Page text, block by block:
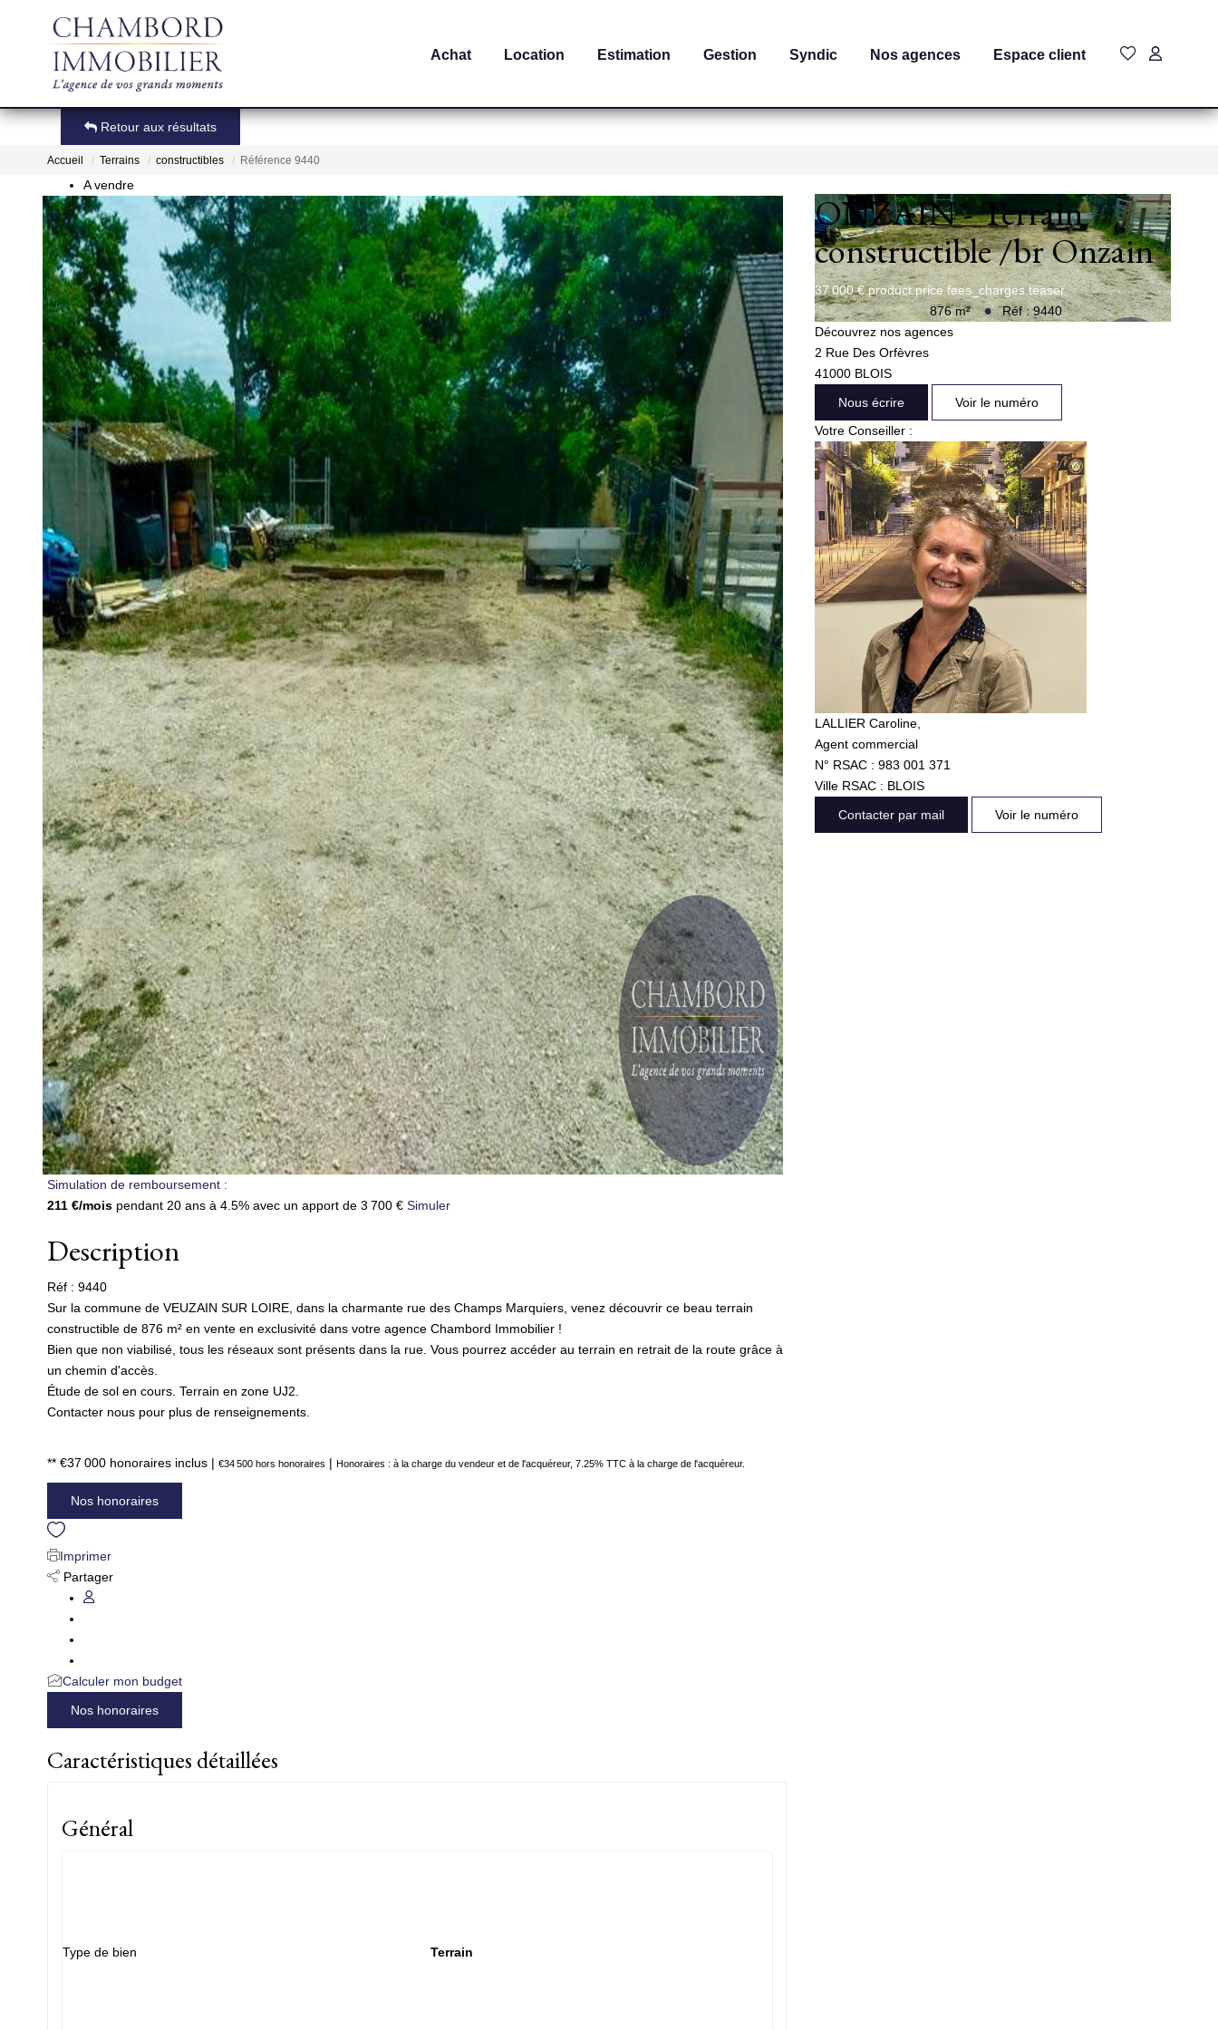
Achat Location Estimation Gestion Syndic Nos agences Espace client
Retour aux résultats
Accueil Terrains constructibles Référence 9440
A vendre
Simulation de remboursement :
211 €/mois pendant 20 ans à 4.5% avec un apport de 3 700 € Simuler
Description
Réf : 9440
Sur la commune de VEUZAIN SUR LOIRE, dans la charmante rue des Champs Marquiers, venez découvrir ce beau terrain
constructible de 876 m² en vente en exclusivité dans votre agence Chambord Immobilier !
Bien que non viabilisé, tous les réseaux sont présents dans la rue. Vous pourrez accéder au terrain en retrait de la route grâce à
un chemin d'accès.
Étude de sol en cours. Terrain en zone UJ2.
Contacter nous pour plus de renseignements.
** €37 000 honoraires inclus | €34 500 hors honoraires | Honoraires : à la charge du vendeur et de l'acquéreur, 7.25% TTC à la charge de l'acquéreur.
Nos honoraires
Imprimer
Partager
Calculer mon budget
Nos honoraires
Caractéristiques détaillées
Général
Type de bien Terrain
ONZAIN - Terrain
constructible/brOnzain
37 000 € product.price.fees_charges.teaser
876m² Réf :9440
Découvrez nos agences
2 Rue Des Orfèvres
41000 BLOIS
Nous écrire
Voir le numéro
Votre Conseiller :
LALLIER Caroline,
Agent commercial
N° RSAC : 983 001 371
Ville RSAC : BLOIS
Contacter par mail
Voir le numéro